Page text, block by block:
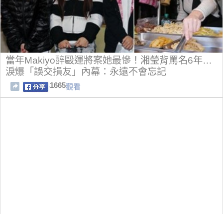
當年Makiyo醉毆運將案她最慘！湘瑩背罵名6年…
淚爆「誤交損友」內幕：永遠不會忘記
1665觀看